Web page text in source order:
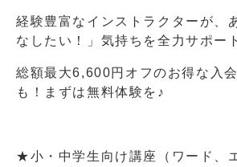
経験豊富なインストラクターが、
なしたい！」気持ちを全力サポー
総額最大6,600円オフのお得な入
も！まずは無料体験を♪
★小・中学生向け講座（ワード、